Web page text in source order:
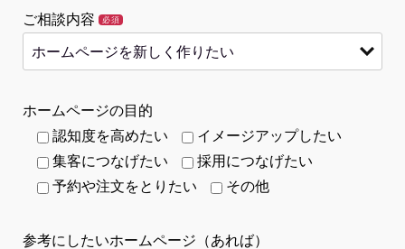
ご相談内容 必須
ホームページの目的
認知度を高めたい
イメージアップしたい
集客につなげたい
採用につなげたい
予約や注文をとりたい
その他
参考にしたいホームページ（あれば）